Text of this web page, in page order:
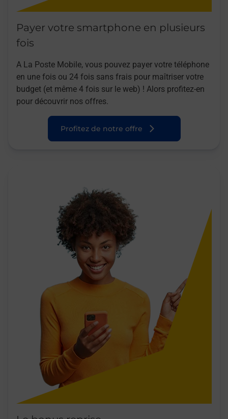
Payer votre smartphone en plusieurs
fois
A La Poste Mobile, vous pouvez payer votre téléphone
en une fois ou 24 fois sans frais pour maîtriser votre
budget (et même 4 fois sur le web) ! Alors profitez-en
pour découvrir nos offres.
Profitez de notre offre